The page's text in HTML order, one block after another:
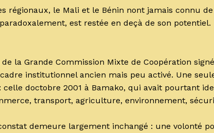
régionaux, le Mali et le Bénin nont jamais connu
est restée en deçà de son potentiel.
la Grande Commission Mixte de Coopération
institutionnel ancien mais peu activé. Une
doctobre 2001 à Bamako, qui avait pourtant
transport, agriculture, environnement,
demeure largement inchangé : une volonté